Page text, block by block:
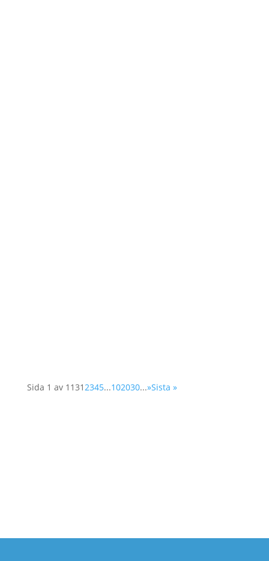
Sida 1 av 1131 2345...102030...»Sista »